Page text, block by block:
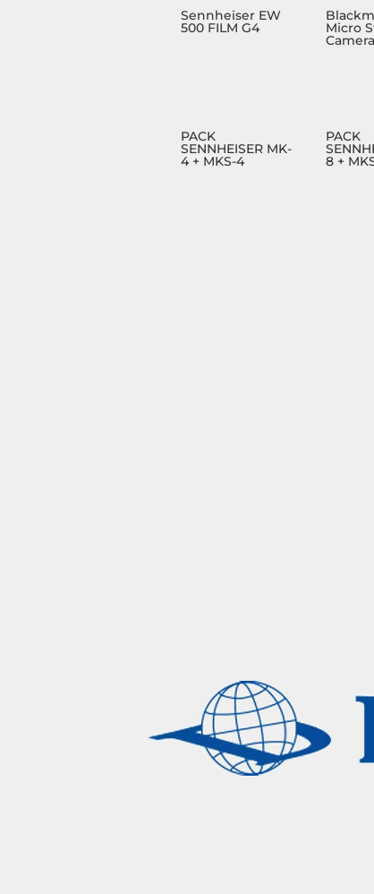
Sennheiser EW
500 FILM G4 Micro
PACK
SENNHEISER MK-
4 + MKS-4
PACK
8 +